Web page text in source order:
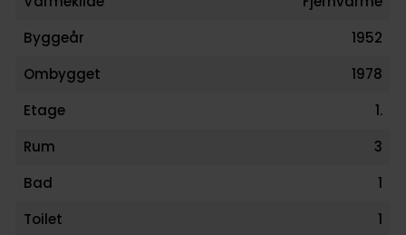
Byggeår
1952
Ombygget
1978
Etage
1.
Rum
3
Bad
1
Toilet
1